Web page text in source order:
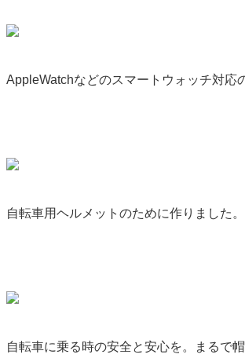
AppleWatchなどのスマートウォッチ対応
自転車用ヘルメットのために作りました
自転車に乗る時の安全と安心を。まるで